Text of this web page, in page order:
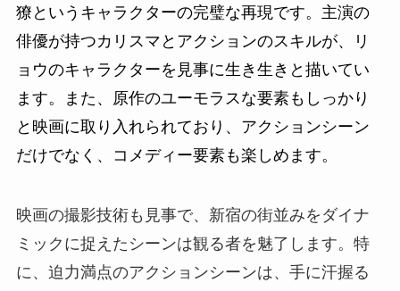
獠というキャラクターの完璧な再現です。主演の
俳優が持つカリスマとアクションのスキルが、リ
ョウのキャラクターを見事に生き生きと描いてい
ます。また、原作のユーモラスな要素もしっかり
と映画に取り入れられており、アクションシーン
だけでなく、コメディー要素も楽しめます。
映画の撮影技術も見事で、新宿の街並みをダイナ
ミックに捉えたシーンは観る者を魅了します。特
に、迫力満点のアクションシーンは、手に汗握る